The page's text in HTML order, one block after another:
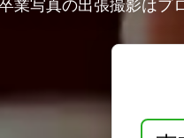
業写真の出張撮影はプ